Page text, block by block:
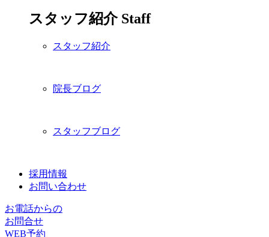
スタッフ紹介 Staff
スタッフ紹介
院長ブログ
スタッフブログ
採用情報
お問い合わせ
お電話からの
お問合せ
WEB予約